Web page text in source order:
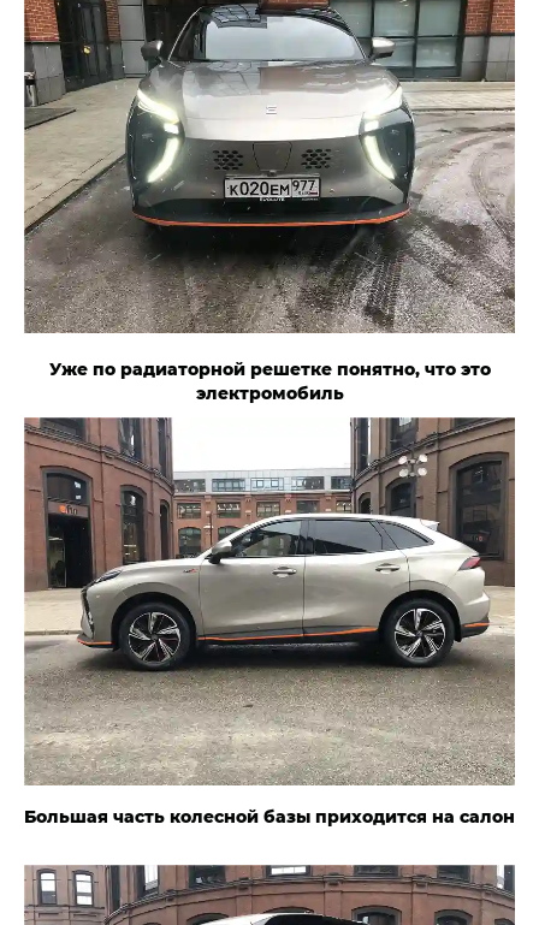
Уже по радиаторной решетке понятно, что это
электромобиль
Большая часть колесной базы приходится на салон